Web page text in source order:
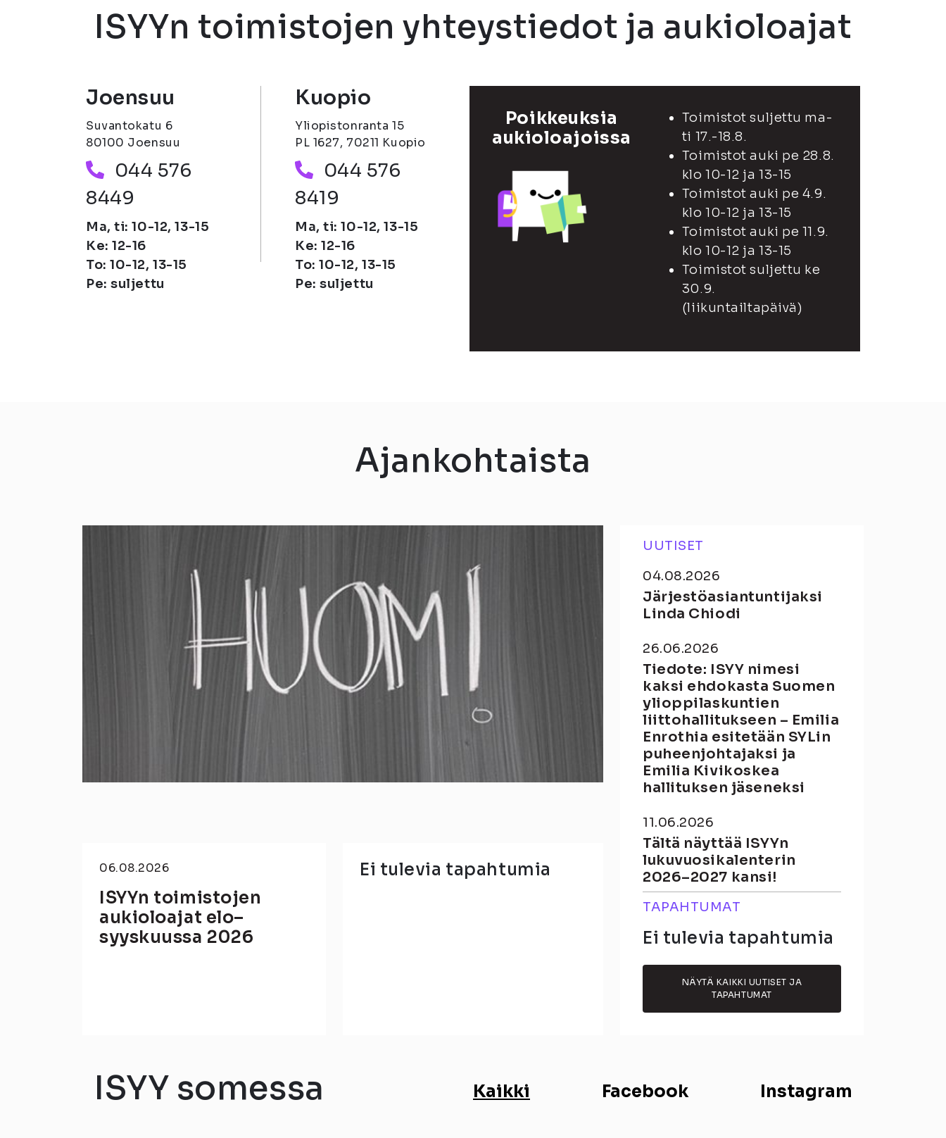
ISYYn toimistojen yhteystiedot ja aukioloajat
Joensuu
Suvantokatu 6
80100 Joensuu
Puhelinnumero
044 576
8449
Ma, ti: 10-12, 13-15
Ke: 12-16
To: 10-12, 13-15
Pe: suljettu
Kuopio
Yliopistonranta 15
PL 1627, 70211 Kuopio
Puhelinnumero
044 576
8419
Ma, ti: 10-12, 13-15
Ke: 12-16
To: 10-12, 13-15
Pe: suljettu
Poikkeuksia
aukioloajoissa
Toimistot suljettu ma-
ti 17.-18.8.
Toimistot auki pe 28.8.
klo 10-12 ja 13-15
Toimistot auki pe 4.9.
klo 10-12 ja 13-15
Toimistot auki pe 11.9.
klo 10-12 ja 13-15
Toimistot suljettu ke
30.9.
(liikuntailtapäivä)
Ajankohtaista
06.08.2026
ISYYn toimistojen
aukioloajat elo–
syyskuussa 2026
Ei tulevia tapahtumia
UUTISET
04.08.2026
Järjestöasiantuntijaksi
Linda Chiodi
26.06.2026
Tiedote: ISYY nimesi
kaksi ehdokasta Suomen
ylioppilaskuntien
liittohallitukseen – Emilia
Enrothia esitetään SYLin
puheenjohtajaksi ja
Emilia Kivikoskea
hallituksen jäseneksi
11.06.2026
Tältä näyttää ISYYn
lukuvuosikalenterin
2026–2027 kansi!
TAPAHTUMAT
Ei tulevia tapahtumia
NÄYTÄ KAIKKI UUTISET JA
TAPAHTUMAT
ISYY somessa Kaikki Facebook Instagram